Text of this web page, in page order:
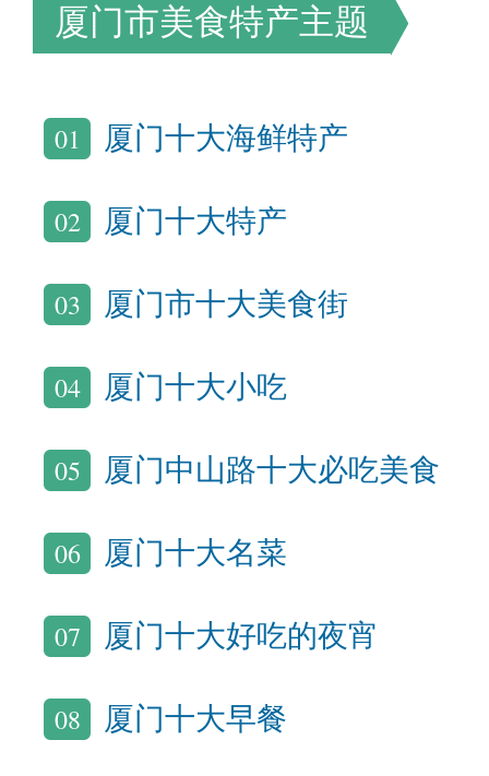
厦门市美食特产主题
01 厦门十大海鲜特产
02 厦门十大特产
03 厦门市十大美食街
04 厦门十大小吃
05 厦门中山路十大必吃美食
06 厦门十大名菜
07 厦门十大好吃的夜宵
08 厦门十大早餐